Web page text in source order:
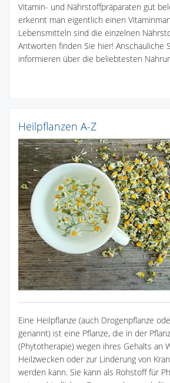
Vitamin- und Nährstoffpräparaten gut
erkennt man eigentlich einen
Lebensmitteln sind die einzelnen
Antworten finden Sie hier! Anschauliche
informieren über die beliebtesten
Heilpflanzen A-Z
Eine Heilpflanze (auch Drogenpflanze
genannt) ist eine Pflanze, die in der
(Phytotherapie) wegen ihres Gehalts an
Heilzwecken oder zur Linderung von
werden kann. Sie kann als Rohstoff für